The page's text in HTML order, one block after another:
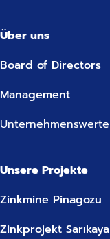
Über uns
Board of Directors
Management
Unternehmenswerte
Unsere Projekte
Zinkmine Pinagozu
Zinkprojekt Sarıkaya